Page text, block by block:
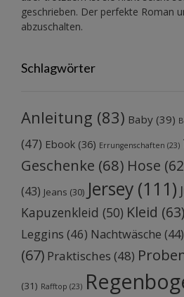
geschrieben. Der perfekte Roman
abzuschalten.
Schlagwörter
Anleitung (83) Baby (39)
(47) Ebook (36) Errungenschaften (23)
Geschenke (68) Hose
(43) Jeans (30) Jersey (111)
Kapuzenkleid (50) Kleid (63)
Leggins (46) Nachtwäsche (44)
(67) Praktisches (48)
(31) Rafftop (23)